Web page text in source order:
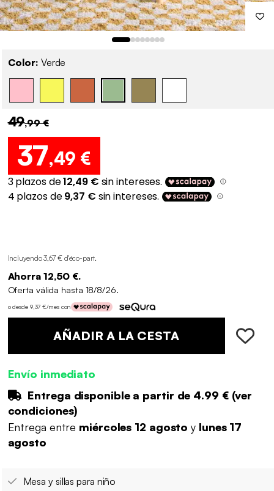
Color: Verde
49,99 €
37,49 €
Incluyendo 3,67 € d'éco-part.
Ahorra 12,50 €.
Oferta válida hasta 18/8/26.
o desde 9,37 €/mes con
AÑADIR A LA CESTA
Envío inmediato
Entrega disponible a partir de 4.99 €(ver
condiciones)
Entrega entre miércoles 12 agostoy lunes 17
agosto
Mesa y sillas para niño